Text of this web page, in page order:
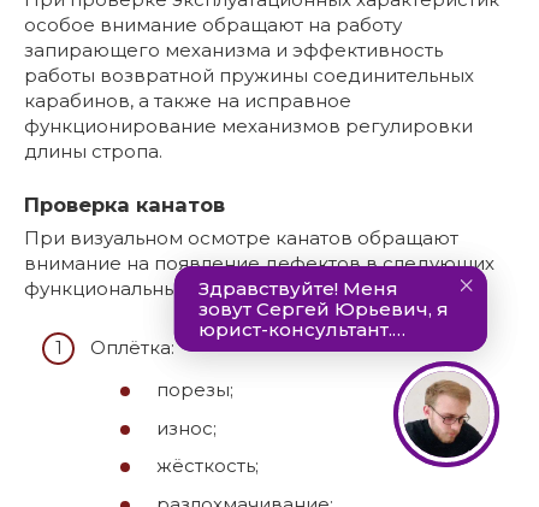
особое внимание обращают на работу
запирающего механизма и эффективность
работы возвратной пружины соединительных
карабинов, а также на исправное
функционирование механизмов регулировки
длины стропа.
Проверка канатов
При визуальном осмотре канатов обращают
внимание на появление дефектов в следующих
функциональных элементах:
Оплётка:
порезы;
износ;
жёсткость;